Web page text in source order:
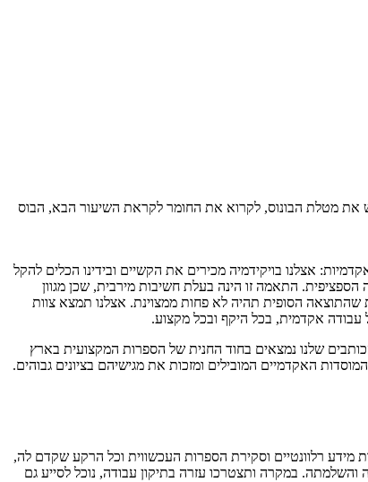
את מטלת הבונוס, לקרוא את החומר לקראת השיעור הבא, הבוס
אצלנו בויקידמיה מכירים את הקשיים ובידינו הכלים להקל
התאמה זו הינה בעלת חשיבות מירבית, שכן מגוון
הסופית תהיה לא פחות ממצוינת. אצלנו תמצא צוות
עבודה אקדמית, בכל היקף ובכל מקצוע.
שלנו נמצאים בחוד החנית של הספרות המקצועית בארץ
האקדמיים המובילים ומזכות את מגישיהם בציונים גבוהים.
רלוונטיים וסקירת הספרות העכשווית וכל הרקע שקדם לה,
במקרה ותצטרכו עזרה בתיקון עבודה, נוכל לסייע גם